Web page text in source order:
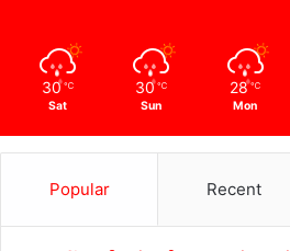
30 ℃
Sat
30 ℃
Sun
28 ℃
Mon
Popular Recent